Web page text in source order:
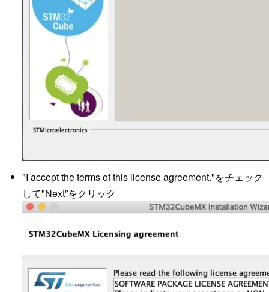
"I accept the terms of this license agreement."をチェック
して"Next”をクリック